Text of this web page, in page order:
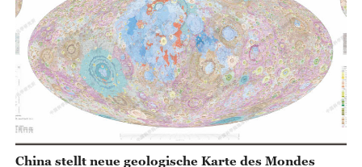
China stellt neue geologische Karte des Mondes